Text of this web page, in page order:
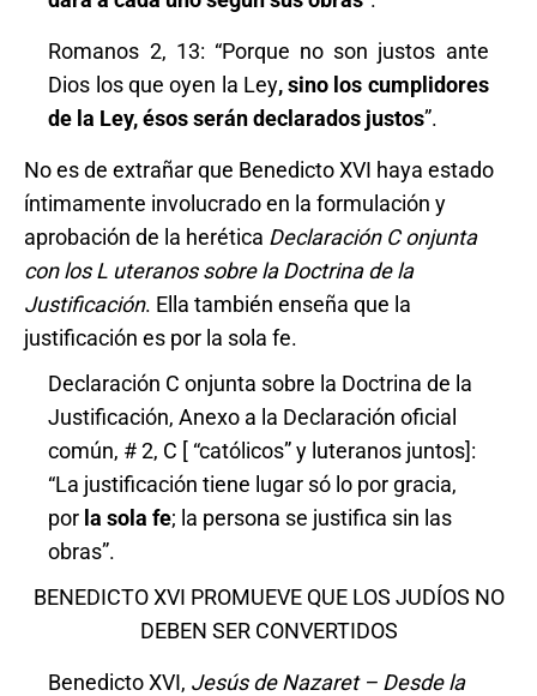
Romanos 2, 13: “Porque no son justos ante
Dios los que oyen la Ley, sino los cumplidores
de la Ley, ésos serán declarados justos”.
No es de extrañar que Benedicto XVI haya estado
íntimamente involucrado en la formulación y
aprobación de la herética Declaración C onjunta
con los L uteranos sobre la Doctrina de la
Justificación. Ella también enseña que la
justificación es por la sola fe.
Declaración C onjunta sobre la Doctrina de la
Justificación, Anexo a la Declaración oficial
común, # 2, C [ “católicos” y luteranos juntos]:
“La justificación tiene lugar só lo por gracia,
por la sola fe; la persona se justifica sin las
obras”.
BENEDICTO XVI PROMUEVE QUE LOS JUDÍOS NO
DEBEN SER CONVERTIDOS
Benedicto XVI, Jesús de Nazaret – Desde la